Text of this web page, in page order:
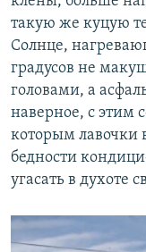
такую же куцую
Солнце,
градусов не
головами, а
наверное, с этим
которым лавочки
бедности
угасать в духоте